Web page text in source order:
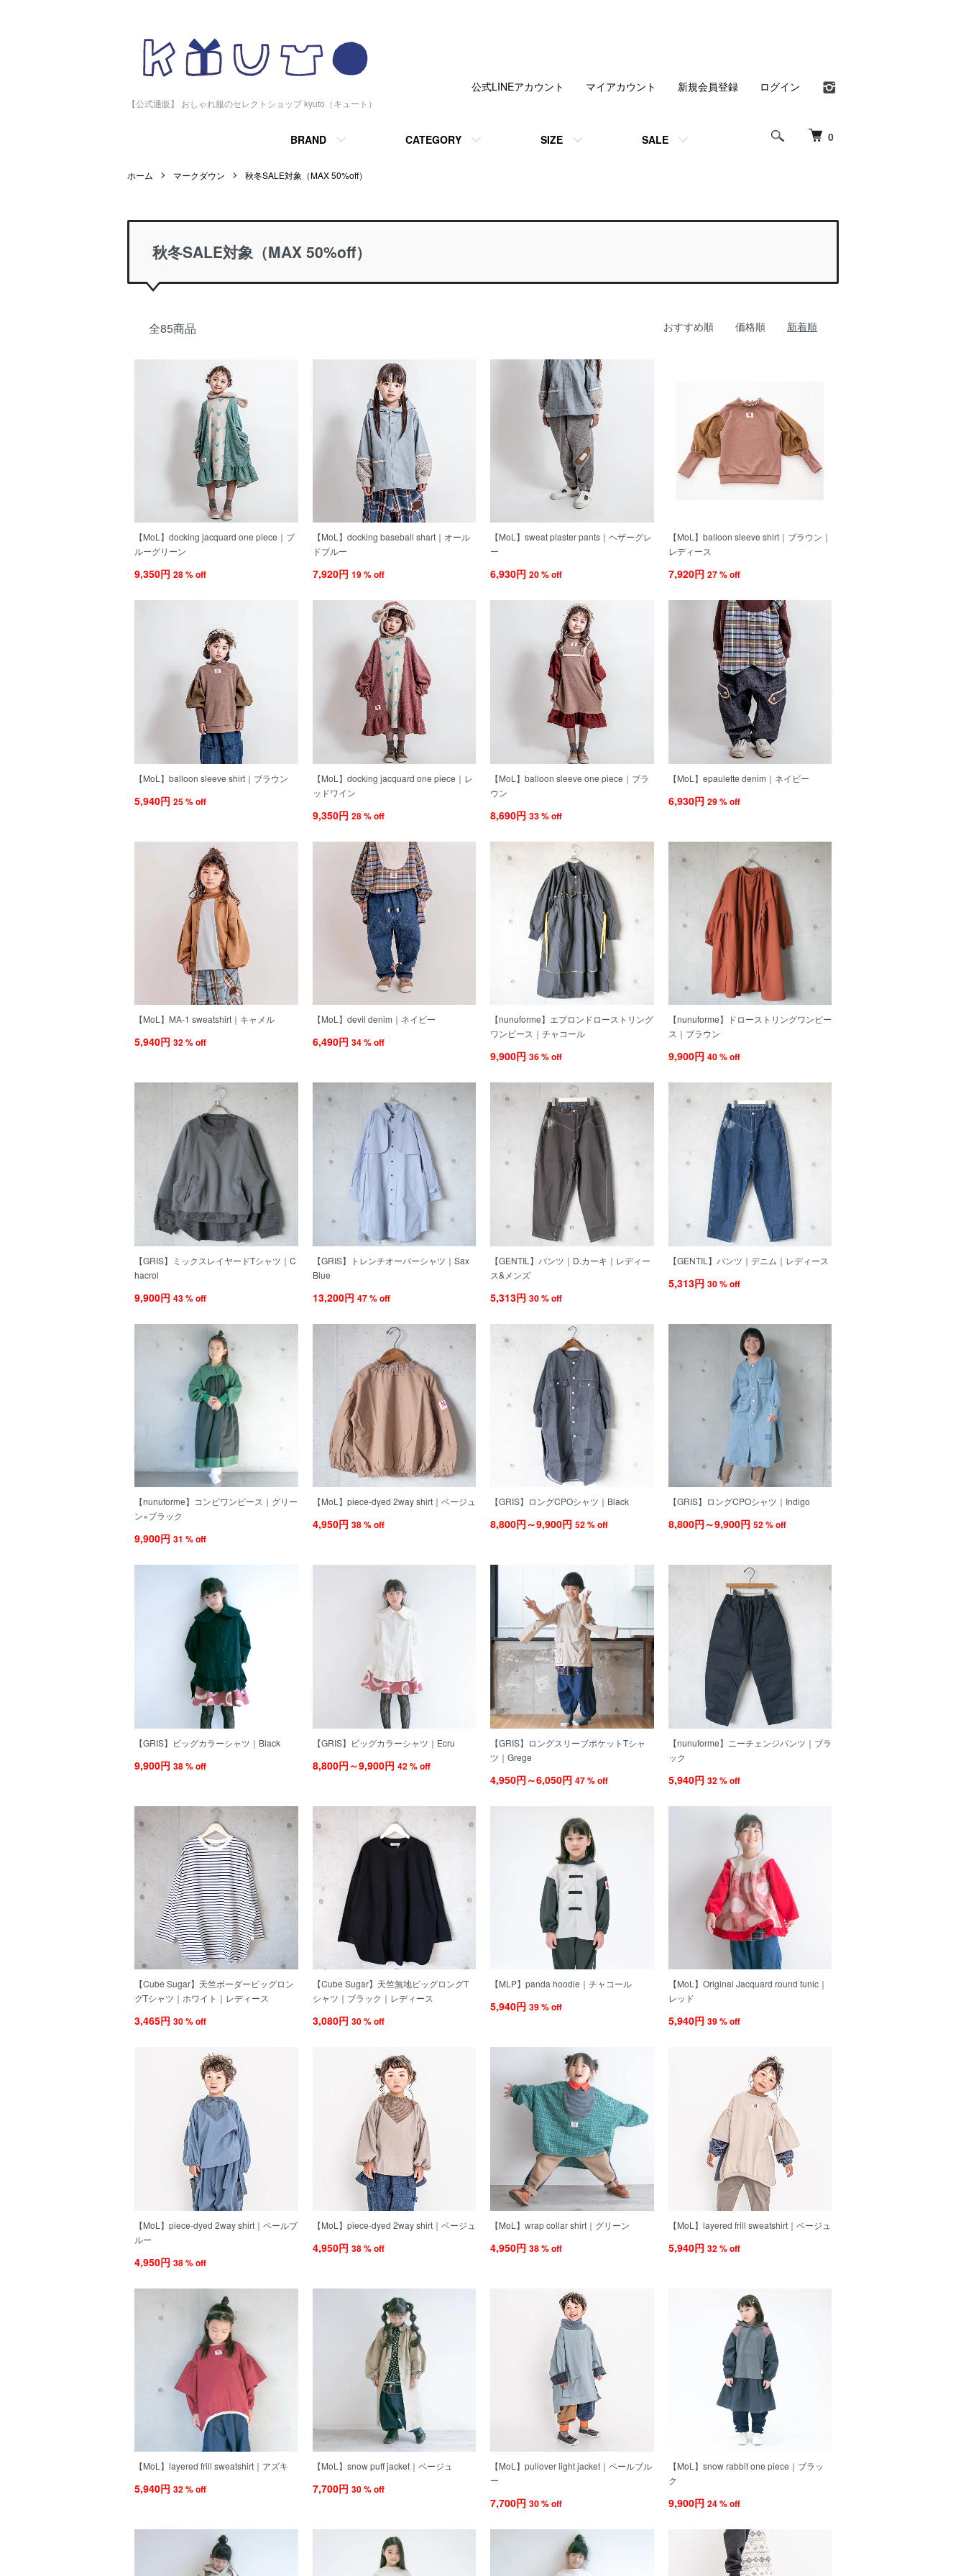
【公式通販】 おしゃれ服のセレクトショップ kyuto（キュート）
0
BRAND CATEGORY SIZE SALE
公式LINEアカウント マイアカウント 新規会員登録 ログイン
ホーム マークダウン 秋冬SALE対象（MAX 50%off）
秋冬SALE対象（MAX 50%off）
全85商品 おすすめ順 価格順 新着順
【MoL】docking jacquard one piece｜ブ
ルーグリーン
9,350円 28 % off
【MoL】docking baseball shart｜オール
ドブルー
7,920円 19 % off
【MoL】sweat plaster pants｜ヘザーグレ
ー
6,930円 20 % off
【MoL】balloon sleeve shirt｜ブラウン｜
レディース
7,920円 27 % off
【MoL】balloon sleeve shirt｜ブラウン
5,940円 25 % off
【MoL】docking jacquard one piece｜レ
ッドワイン
9,350円 28 % off
【MoL】balloon sleeve one piece｜ブラ
ウン
8,690円 33 % off
【MoL】epaulette denim｜ネイビー
6,930円 29 % off
【MoL】MA-1 sweatshirt｜キャメル
5,940円 32 % off
【MoL】devil denim｜ネイビー
6,490円 34 % off
【nunuforme】エプロンドローストリング
ワンピース｜チャコール
9,900円 36 % off
【nunuforme】ドローストリングワンピー
ス｜ブラウン
9,900円 40 % off
【GRIS】ミックスレイヤードTシャツ｜C
hacrol
9,900円 43 % off
【GRIS】トレンチオーバーシャツ｜Sax
Blue
13,200円 47 % off
【GENTIL】パンツ｜D.カーキ｜レディー
ス&メンズ
5,313円 30 % off
【GENTIL】パンツ｜デニム｜レディース
5,313円 30 % off
【nunuforme】コンビワンピース｜グリー
ン×ブラック
9,900円 31 % off
【MoL】piece-dyed 2way shirt｜ベージュ
4,950円 38 % off
【GRIS】ロングCPOシャツ｜Black
8,800円～9,900円 52 % off
【GRIS】ロングCPOシャツ｜Indigo
8,800円～9,900円 52 % off
【GRIS】ビッグカラーシャツ｜Black
9,900円 38 % off
【GRIS】ビッグカラーシャツ｜Ecru
8,800円～9,900円 42 % off
【GRIS】ロングスリーブポケットTシャ
ツ｜Grege
4,950円～6,050円 47 % off
【nunuforme】ニーチェンジパンツ｜ブラ
ック
5,940円 32 % off
【Cube Sugar】天竺ボーダービッグロン
グTシャツ｜ホワイト｜レディース
3,465円 30 % off
【Cube Sugar】天竺無地ビッグロングT
シャツ｜ブラック｜レディース
3,080円 30 % off
【MLP】panda hoodie｜チャコール
5,940円 39 % off
【MoL】Original Jacquard round tunic｜
レッド
5,940円 39 % off
【MoL】piece-dyed 2way shirt｜ペールブ
ルー
4,950円 38 % off
【MoL】piece-dyed 2way shirt｜ベージュ
4,950円 38 % off
【MoL】wrap collar shirt｜グリーン
4,950円 38 % off
【MoL】layered frill sweatshirt｜ベージュ
5,940円 32 % off
【MoL】layered frill sweatshirt｜アズキ
5,940円 32 % off
【MoL】snow puff jacket｜ベージュ
7,700円 30 % off
【MoL】pullover light jacket｜ペールブル
ー
7,700円 30 % off
【MoL】snow rabbit one piece｜ブラッ
ク
9,900円 24 % off